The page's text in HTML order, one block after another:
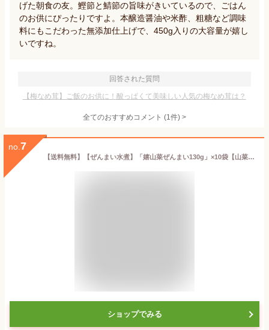
げた朝食の友。鰹節と鯖節の旨味がきいているので、ごはん
のお供にぴったりですよ。本醸造醤油や米酢、粗糖など調味
料にもこだわった無添加仕上げで、450g入りの大容量が嬉し
いですね。
回答された質問
【梅なめ茸】ご飯のお供に！酸っぱくて美味しい人気の梅なめ茸は？
全てのおすすめコメント (1件) >
no. 7
【送料無料】【ぜんまい水煮】「嬉山菜ぜんまい130g」×10袋【山菜の水煮】【煮物、炒め物、和え物、ナムル、和食、韓国料理】【嬉山菜シリーズ 中国産】
ショップでみる